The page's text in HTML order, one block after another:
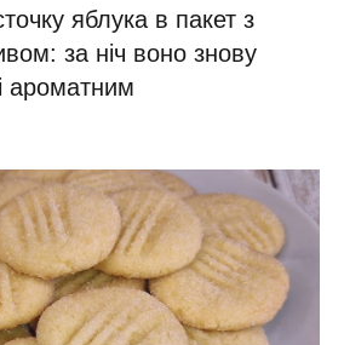
яблука в пакет з
за ніч воно знову
ароматним